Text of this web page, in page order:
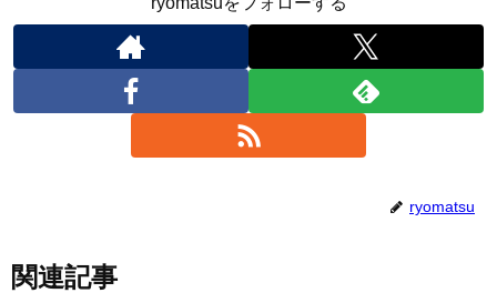
ryomatsu
関連記事